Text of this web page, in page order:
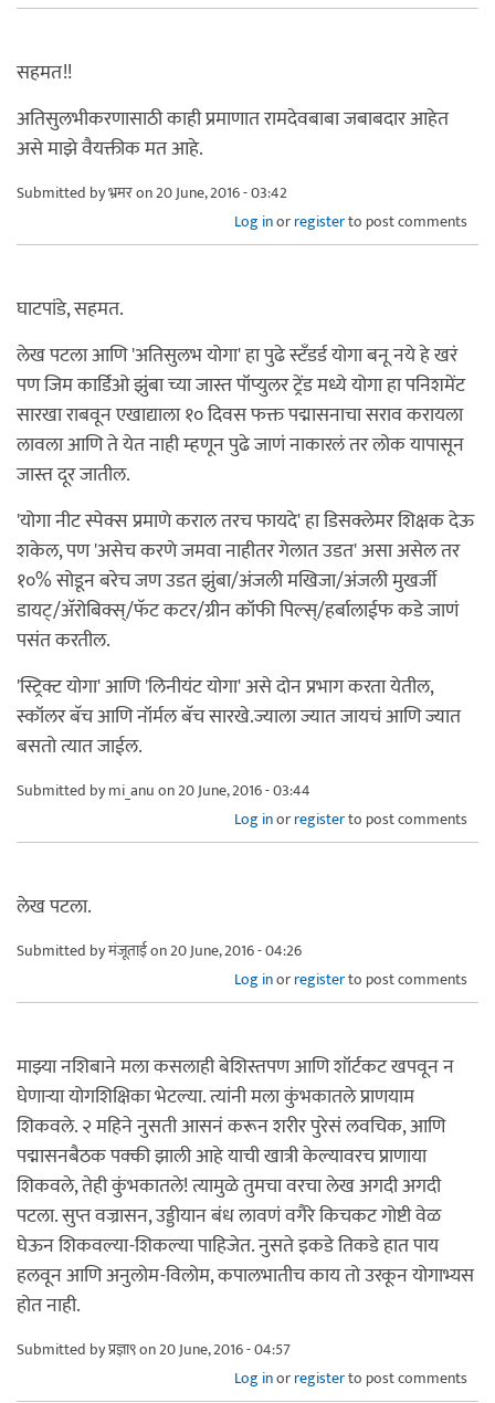
सहमत!!
अतिसुलभीकरणासाठी काही प्रमाणात रामदेवबाबा जबाबदार आहेत
असे माझे वैयक्तीक मत आहे.
Submitted byभ्रमरon 20 June, 2016 - 03:42
Log inorregisterto post comments
घाटपांडे, सहमत.
लेख पटला आणि 'अतिसुलभ योगा' हा पुढे स्टँडर्ड योगा बनू नये हे खरं
पण जिम कार्डिओ झुंबा च्या जास्त पॉप्युलर ट्रेंड मध्ये योगा हा पनिशमेंट
सारखा राबवून एखाद्याला १० दिवस फक्त पद्मासनाचा सराव करायला
लावला आणि ते येत नाही म्हणून पुढे जाणं नाकारलं तर लोक यापासून
जास्त दूर जातील.
'योगा नीट स्पेक्स प्रमाणे कराल तरच फायदे' हा डिसक्लेमर शिक्षक देऊ
शकेल, पण 'असेच करणे जमवा नाहीतर गेलात उडत' असा असेल तर
१०% सोडून बरेच जण उडत झुंबा/अंजली मखिजा/अंजली मुखर्जी
डायट्/अ‍ॅरोबिक्स्/फॅट कटर/ग्रीन कॉफी पिल्स्/हर्बालाईफ कडे जाणं
पसंत करतील.
'स्ट्रिक्ट योगा' आणि 'लिनीयंट योगा' असे दोन प्रभाग करता येतील,
स्कॉलर बॅच आणि नॉर्मल बॅच सारखे.ज्याला ज्यात जायचं आणि ज्यात
बसतो त्यात जाईल.
Submitted bymi_anuon 20 June, 2016 - 03:44
Log inorregisterto post comments
लेख पटला.
Submitted byमंजूताईon 20 June, 2016 - 04:26
Log inorregisterto post comments
माझ्या नशिबाने मला कसलाही बेशिस्तपण आणि शॉर्टकट खपवून न
घेणार्‍या योगशिक्षिका भेटल्या. त्यांनी मला कुंभकातले प्राणयाम
शिकवले. २ महिने नुसती आसनं करून शरीर पुरेसं लवचिक, आणि
पद्मासनबैठक पक्की झाली आहे याची खात्री केल्यावरच प्राणाया
शिकवले, तेही कुंभकातले! त्यामुळे तुमचा वरचा लेख अगदी अगदी
पटला. सुप्त वज्रासन, उड्डीयान बंध लावणं वगैरे किचकट गोष्टी वेळ
घेऊन शिकवल्या-शिकल्या पाहिजेत. नुसते इकडे तिकडे हात पाय
हलवून आणि अनुलोम-विलोम, कपालभातीच काय तो उरकून योगाभ्यस
होत नाही.
Submitted byप्रज्ञा९on 20 June, 2016 - 04:57
Log inorregisterto post comments